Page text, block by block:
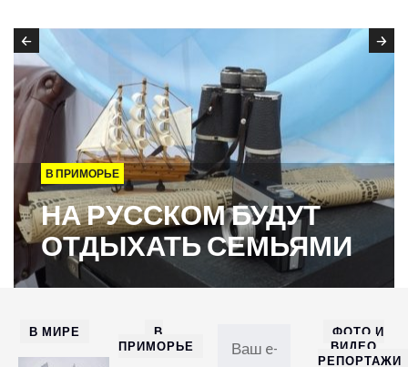
В ПРИМОРЬЕ
НА РУССКОМ БУДУТ
ОТДЫХАТЬ СЕМЬЯМИ
В МИРЕ
В
ПРИМОРЬЕ
ФОТО И
ВИДЕО
РЕПОРТАЖИ